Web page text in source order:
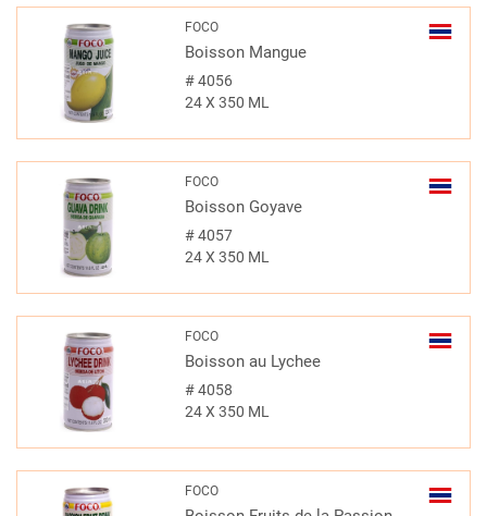
FOCO
Boisson Mangue
#4056
24 X 350 ML
FOCO
Boisson Goyave
#4057
24 X 350 ML
FOCO
Boisson au Lychee
#4058
24 X 350 ML
FOCO